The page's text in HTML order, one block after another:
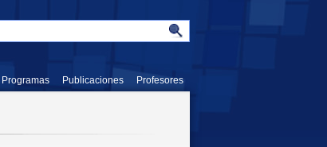
Programas Publicaciones Profesores